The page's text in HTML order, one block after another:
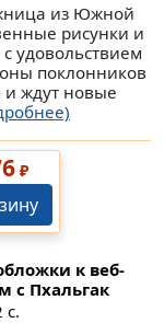
из Южной
рисунки и
удовольствием
поклонников
и ждут новые
₽
к веб-
с Пхальгак
с.